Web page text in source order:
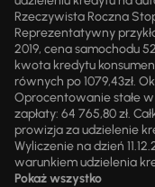
Rzeczywista Roczna
Reprezentatywny
2019, cena samochodu
kwota kredytu
równych po 1079,43zł.
Oprocentowanie stałe w
zapłaty: 64 765,80 zł.
prowizja za udzielenie
Wyliczenie na dzień
warunkiem udzielenia
Pokaż wszystko